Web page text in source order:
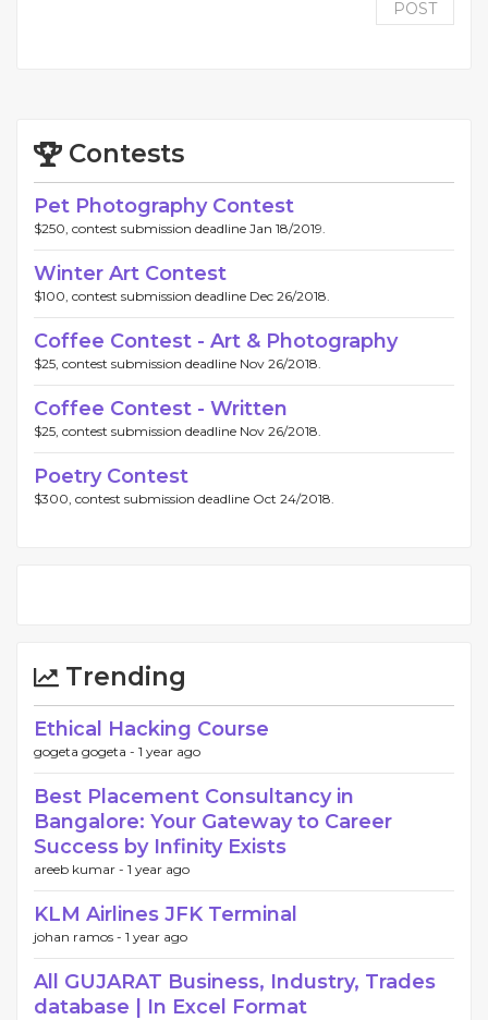
POST
Contests
Pet Photography Contest
$250, contest submission deadline Jan 18/2019.
Winter Art Contest
$100, contest submission deadline Dec 26/2018.
Coffee Contest - Art & Photography
$25, contest submission deadline Nov 26/2018.
Coffee Contest - Written
$25, contest submission deadline Nov 26/2018.
Poetry Contest
$300, contest submission deadline Oct 24/2018.
Trending
Ethical Hacking Course
gogeta gogeta - 1 year ago
Best Placement Consultancy in
Bangalore: Your Gateway to Career
Success by Infinity Exists
areeb kumar - 1 year ago
KLM Airlines JFK Terminal
johan ramos - 1 year ago
All GUJARAT Business, Industry, Trades
database | In Excel Format